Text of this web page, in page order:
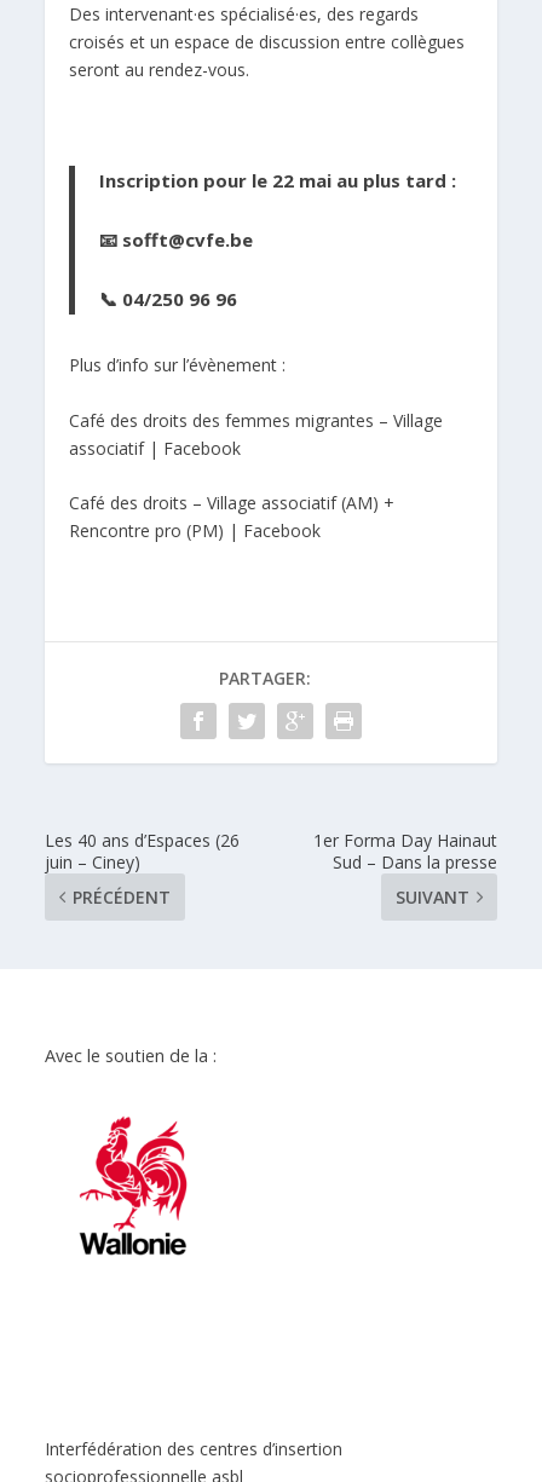
Des intervenant·es spécialisé·es, des regards
croisés et un espace de discussion entre collègues
seront au rendez-vous.
Inscription pour le 22 mai au plus tard :
📧 sofft@cvfe.be
📞 04/250 96 96
Plus d’info sur l’évènement :
Café des droits des femmes migrantes – Village
associatif | Facebook
Café des droits – Village associatif (AM) +
Rencontre pro (PM) | Facebook
PARTAGER:
Les 40 ans d’Espaces (26
juin – Ciney)
PRÉCÉDENT
1er Forma Day Hainaut
Sud – Dans la presse
SUIVANT
Avec le soutien de la :
Interfédération des centres d’insertion
socioprofessionnelle asbl